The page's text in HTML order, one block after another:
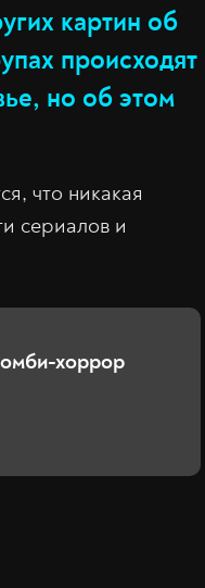
картин об
происходят
но об этом
что никакая
сериалов и
хоррор